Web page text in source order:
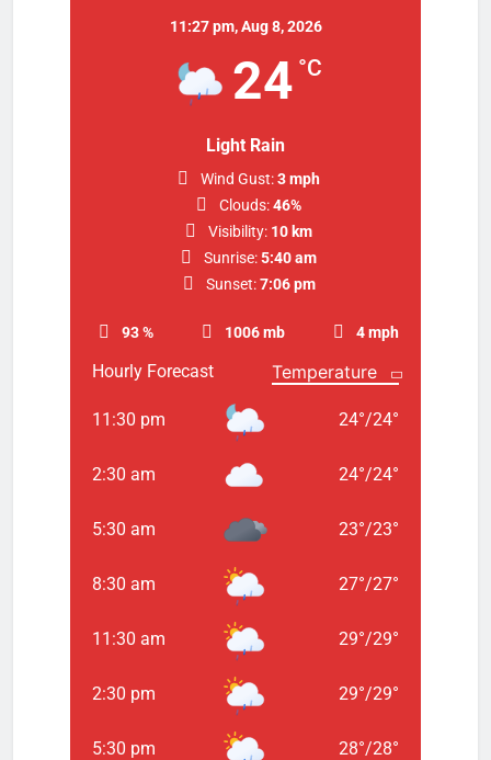
11:27 pm,Aug 8, 2026
24 °C
Light Rain
93 % 1006 mb 4 mph
Wind Gust:3 mph
Clouds:46%
Visibility: 10 km
Sunrise:5:40 am
Sunset: 7:06 pm
Hourly Forecast
11:30 pm 24°/24°
2:30 am 24°/24°
5:30 am 23°/23°
8:30 am 27°/27°
11:30 am 29°/29°
2:30 pm 29°/29°
5:30 pm 28°/28°